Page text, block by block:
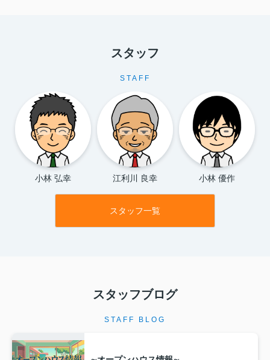
スタッフ
STAFF
小林 弘幸 江利川 良幸 小林 優作
スタッフ一覧
スタッフブログ
STAFF BLOG